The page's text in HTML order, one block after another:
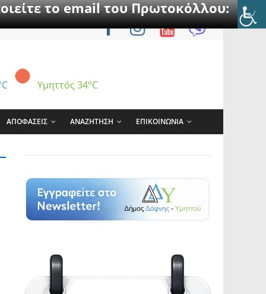
το email του Πρωτοκόλλου:
Υμηττός 34°C
ΑΠΟΦΑΣΕΙΣ ΑΝΑΖΗΤΗΣΗ ΕΠΙΚΟΙΝΩΝΙΑ